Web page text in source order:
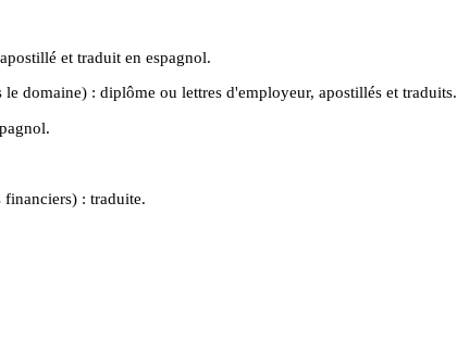
et traduit en espagnol.
domaine) : diplôme ou lettres d'employeur, apostillés et traduits.
: traduite.